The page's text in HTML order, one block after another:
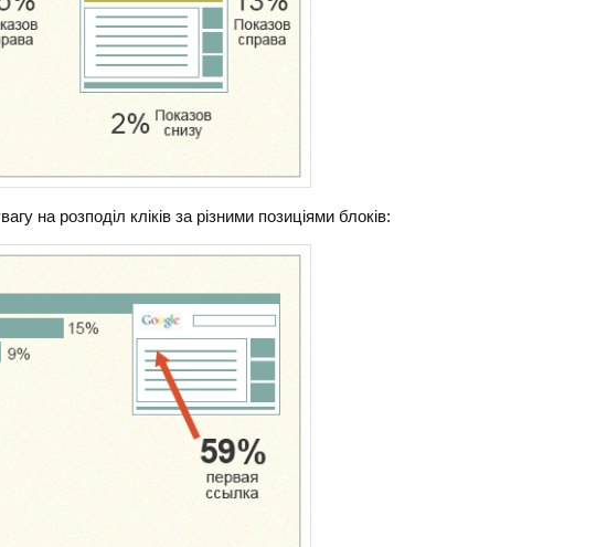
на розподіл кліків за різними позиціями блоків: